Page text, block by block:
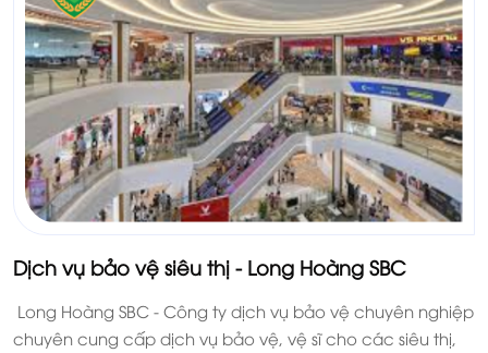
Dịch vụ bảo vệ siêu thị - Long Hoàng SBC
Long Hoàng SBC - Công ty dịch vụ bảo vệ chuyên nghiệp
chuyên cung cấp dịch vụ bảo vệ, vệ sĩ cho các siêu thị,